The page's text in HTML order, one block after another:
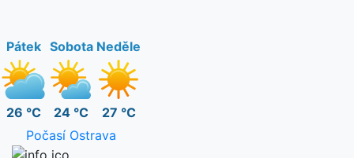
Pátek
26 °C
Sobota
24 °C
Neděle
27 °C
Počasí Ostrava